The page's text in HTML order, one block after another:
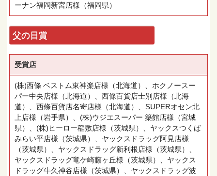
ーナン福岡新宮店様（福岡県）
父の日賞
受賞店
(株)西條 ベストム東神楽店様（北海道）、ホクノースー
パー中央店様（北海道）、西條百貨店士別店様（北海
道）、西條百貨店名寄店様（北海道）、SUPERオセン北
上店様（岩手県）、(株)ウジエスーパー 築館店様（宮城
県）、(株)ヒーロー稲敷店様（茨城県）、ヤックスつくば
みらい平店様（茨城県）、ヤックスドラッグ阿見店様
（茨城県）、ヤックスドラッグ新利根店様（茨城県）、
ヤックスドラッグ竜ケ崎藤ヶ丘様（茨城県）、ヤックス
ドラッグ牛久神谷店様（茨城県）、ヤックスドラッグ波